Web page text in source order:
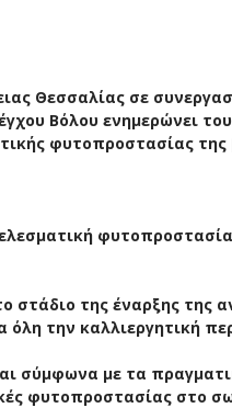
Θεσσαλίας σε
Βόλου ενημερώνει
φυτοπροστασίας
στάδιο της έναρξης της
την καλλιεργητική
σύμφωνα με τα
φυτοπροστασίας